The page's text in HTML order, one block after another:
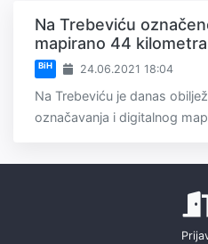
Na Trebeviću
mapirano 44
BiH 24.06.2021 18:04
Na Trebeviću je danas
označavanja i digitalnog